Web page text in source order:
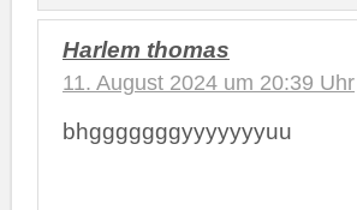
Harlem thomas
11. August 2024 um 20:39 Uhr
bhgggggggyyyyyyyuu